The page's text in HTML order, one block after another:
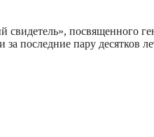
посвященного
последние пару десятков